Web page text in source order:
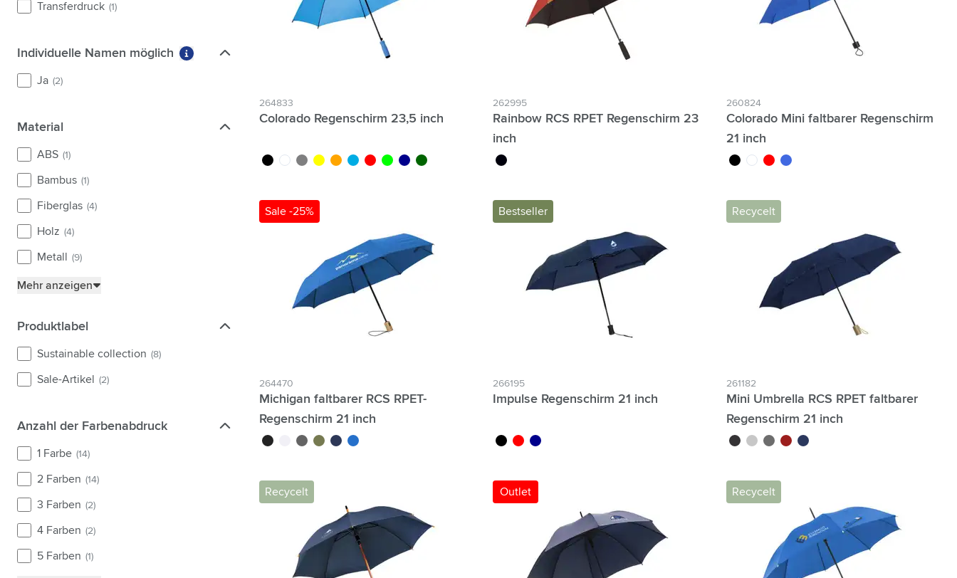
Transferdruck (1)
Individuelle Namen möglich
Individuelle Namen möglich
Weitere Informationen zum Filter Individuelle Namen möglich:
Ja (2)
Material
Material
ABS (1)
Bambus (1)
Fiberglas (4)
Holz (4)
Metall (9)
Mehr anzeigen
Produktlabel
Produktlabel
Sustainable collection (8)
Sale-Artikel (2)
Anzahl der Farbenabdruck
Anzahl der Farbenabdruck
1 Farbe (14)
2 Farben (14)
3 Farben (2)
4 Farben (2)
5 Farben (1)
264833
Colorado Regenschirm 23,5 inch
noir blancgris jauneorangebleu clair
rougelime bleu foncé
vert foncé
262995
Rainbow RCS RPET Regenschirm 23
inch
custom/multicolor
260824
Colorado Mini faltbarer Regenschirm
21 inch
noir blancrougebleu roi
Sale -25%
264470
Michigan faltbarer RCS RPET-
Regenschirm 21 inch
noir blancgris vert olivebleu foncé
bleu roi
Bestseller
266195
Impulse Regenschirm 21 inch
noir rougebleu foncé
Recycelt
261182
Mini Umbrella RCS RPET faltbarer
Regenschirm 21 inch
noir blancgris rougebleu foncé
Recycelt Outlet Recycelt